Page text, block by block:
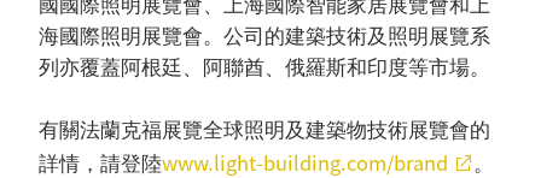
國國際照明展覽會、上海國際智能家居展覽會和上
海國際照明展覽會。公司的建築技術及照明展覽系
列亦覆蓋阿根廷、阿聯酋、俄羅斯和印度等市場。
有關法蘭克福展覽全球照明及建築物技術展覽會的
詳情，請登陸www.light-building.com/brand 。